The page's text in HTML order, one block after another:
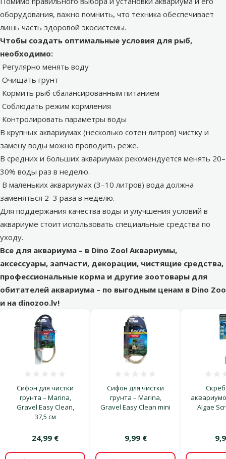
оборудования, важно помнить, что техника обеспечивает
лишь часть здоровой экосистемы.
Чтобы создать оптимальные условия для рыб,
необходимо:
Регулярно менять воду
Очищать грунт
Кормить рыб сбалансированным питанием
Соблюдать режим кормления
Контролировать параметры воды
В крупных аквариумах (несколько сотен литров) чистку и
замену воды можно проводить реже.
В средних и больших аквариумах рекомендуется менять 20–
30% воды раз в неделю.
В маленьких аквариумах (3–10 литров) вода должна
заменяться 2–3 раза в неделю.
Для поддержания качества воды и улучшения условий в
аквариуме стоит использовать специальные средства по
уходу.
Все для аквариума – в Dino Zoo! Аквариумы,
аксессуары, запчасти, декорации, чистящие средства,
профессиональные корма и другие зоотовары для
обитателей аквариума – по выгодным ценам в Dino Zoo
и на dinozoo.lv!
Сифон для чистки
грунта – Marina,
Gravel Easy Clean,
37,5 см
24,99 €
Сифон для чистки
грунта – Marina,
Gravel Easy Clean mini
9,99 €
Algae